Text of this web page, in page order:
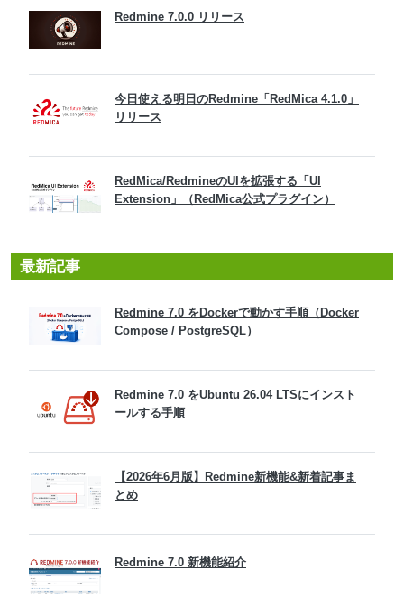
Redmine 7.0.0 リリース
今日使える明日のRedmine「RedMica 4.1.0」
リリース
RedMica/RedmineのUIを拡張する「UI
Extension」（RedMica公式プラグイン）
最新記事
Redmine 7.0 をDockerで動かす手順（Docker
Compose / PostgreSQL）
Redmine 7.0 をUbuntu 26.04 LTSにインスト
ールする手順
【2026年6月版】Redmine新機能&新着記事ま
とめ
Redmine 7.0 新機能紹介